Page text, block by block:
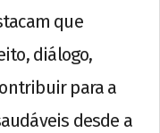
que
diálogo,
para a
desde a